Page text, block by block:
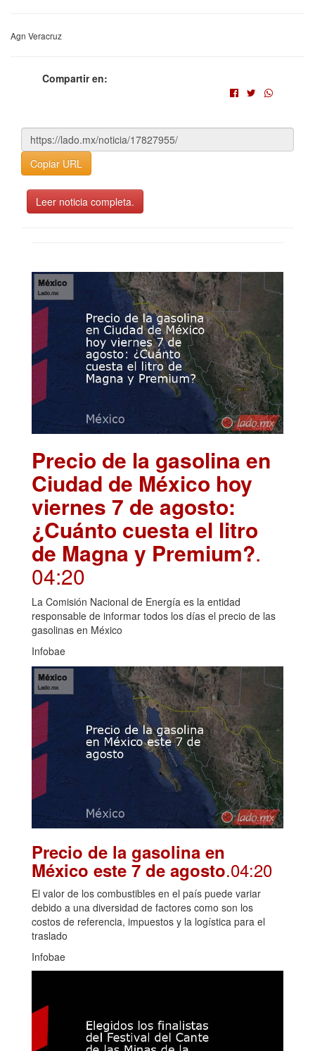
Agn Veracruz
Compartir en:
Copiar URL
Leer noticia completa.
Precio de la gasolina en
Ciudad de México hoy
viernes 7 de agosto:
¿Cuánto cuesta el litro
de Magna y Premium?.
04:20
La Comisión Nacional de Energía es la entidad
responsable de informar todos los días el precio de las
gasolinas en México
Infobae
Precio de la gasolina en
México este 7 de agosto.04:20
El valor de los combustibles en el país puede variar
debido a una diversidad de factores como son los
costos de referencia, impuestos y la logística para el
traslado
Infobae